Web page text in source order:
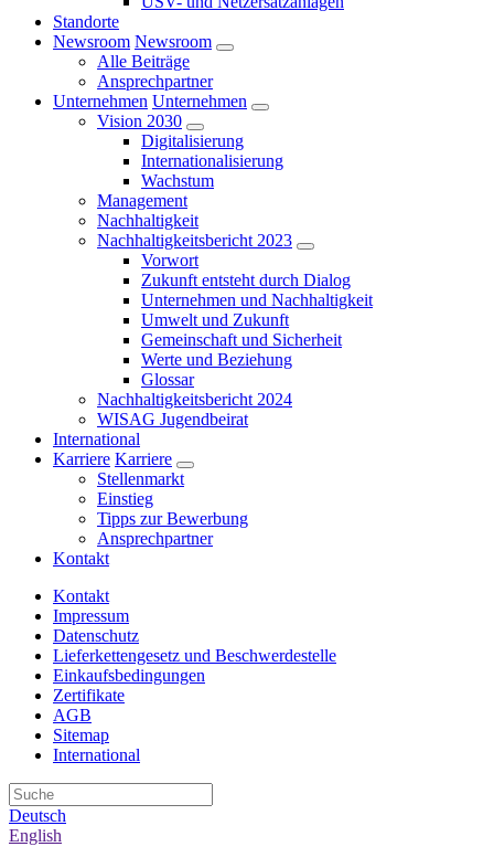
Standorte
Newsroom Newsroom
Alle Beiträge
Ansprechpartner
Unternehmen Unternehmen
Vision 2030
Digitalisierung
Internationalisierung
Wachstum
Management
Nachhaltigkeit
Nachhaltigkeitsbericht 2023
Vorwort
Zukunft entsteht durch Dialog
Unternehmen und Nachhaltigkeit
Umwelt und Zukunft
Gemeinschaft und Sicherheit
Werte und Beziehung
Glossar
Nachhaltigkeitsbericht 2024
WISAG Jugendbeirat
International
Karriere Karriere
Stellenmarkt
Einstieg
Tipps zur Bewerbung
Ansprechpartner
Kontakt
Kontakt
Impressum
Datenschutz
Lieferkettengesetz und Beschwerdestelle
Einkaufsbedingungen
Zertifikate
AGB
Sitemap
International
Deutsch
English